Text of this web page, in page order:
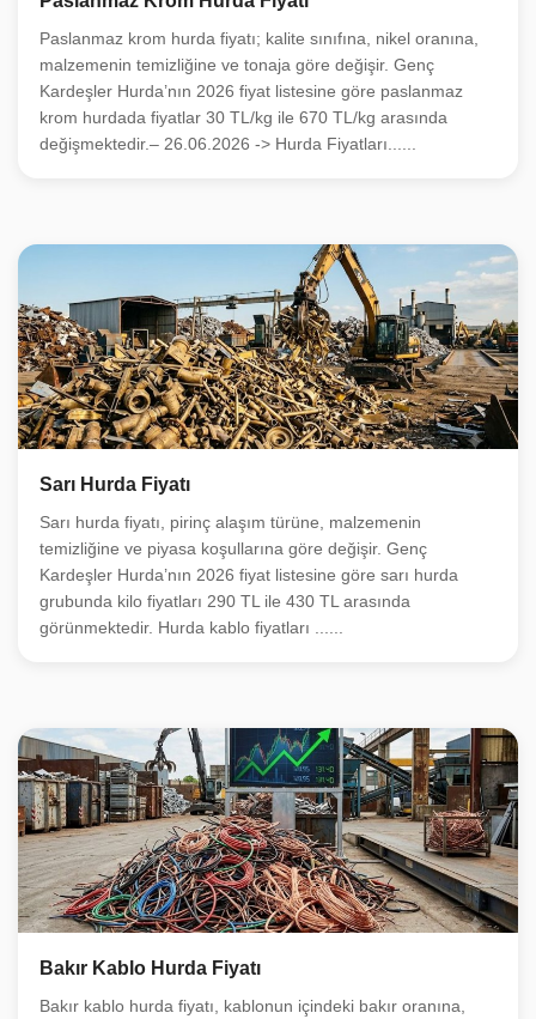
Paslanmaz krom hurda fiyatı; kalite sınıfına, nikel oranına,
malzemenin temizliğine ve tonaja göre değişir. Genç
Kardeşler Hurda’nın 2026 fiyat listesine göre paslanmaz
krom hurdada fiyatlar 30 TL/kg ile 670 TL/kg arasında
değişmektedir.– 26.06.2026 -> Hurda Fiyatları......
Sarı Hurda Fiyatı
Sarı hurda fiyatı, pirinç alaşım türüne, malzemenin
temizliğine ve piyasa koşullarına göre değişir. Genç
Kardeşler Hurda’nın 2026 fiyat listesine göre sarı hurda
grubunda kilo fiyatları 290 TL ile 430 TL arasında
görünmektedir. Hurda kablo fiyatları ......
Bakır Kablo Hurda Fiyatı
Bakır kablo hurda fiyatı, kablonun içindeki bakır oranına,